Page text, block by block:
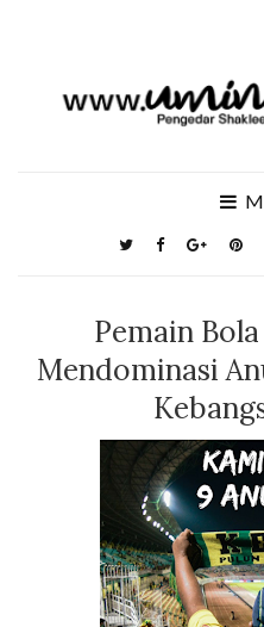
Pemain
Mendominasi